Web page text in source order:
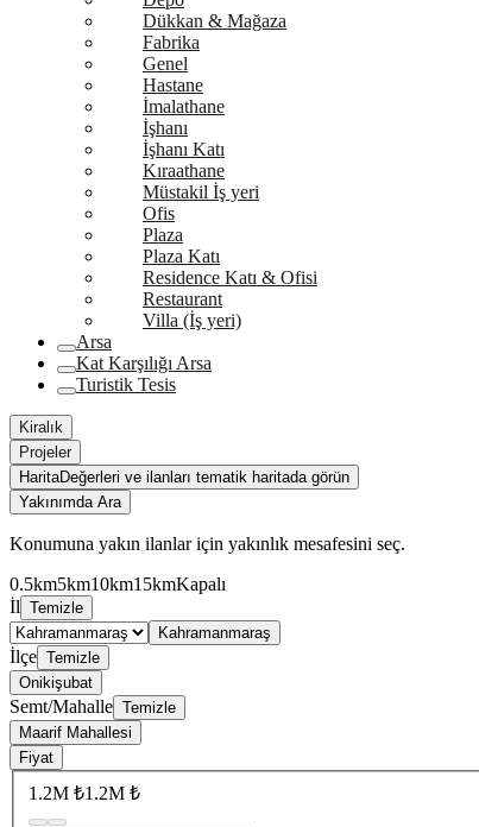
Dükkan & Mağaza
Fabrika
Genel
Hastane
İmalathane
İşhanı
İşhanı Katı
Kıraathane
Müstakil İş yeri
Ofis
Plaza
Plaza Katı
Residence Katı & Ofisi
Restaurant
Villa (İş yeri)
Arsa
Kat Karşılığı Arsa
Turistik Tesis
Kiralık
Projeler
HaritaDeğerleri ve ilanları tematik haritada görün
Yakınımda Ara
Konumuna yakın ilanlar için yakınlık mesafesini seç.
0.5km5km10km15kmKapalı
İl Temizle
Kahramanmaraş
İlçe Temizle
Onikişubat
Semt/Mahalle Temizle
Maarif Mahallesi
Fiyat
1.2M ₺1.2M ₺